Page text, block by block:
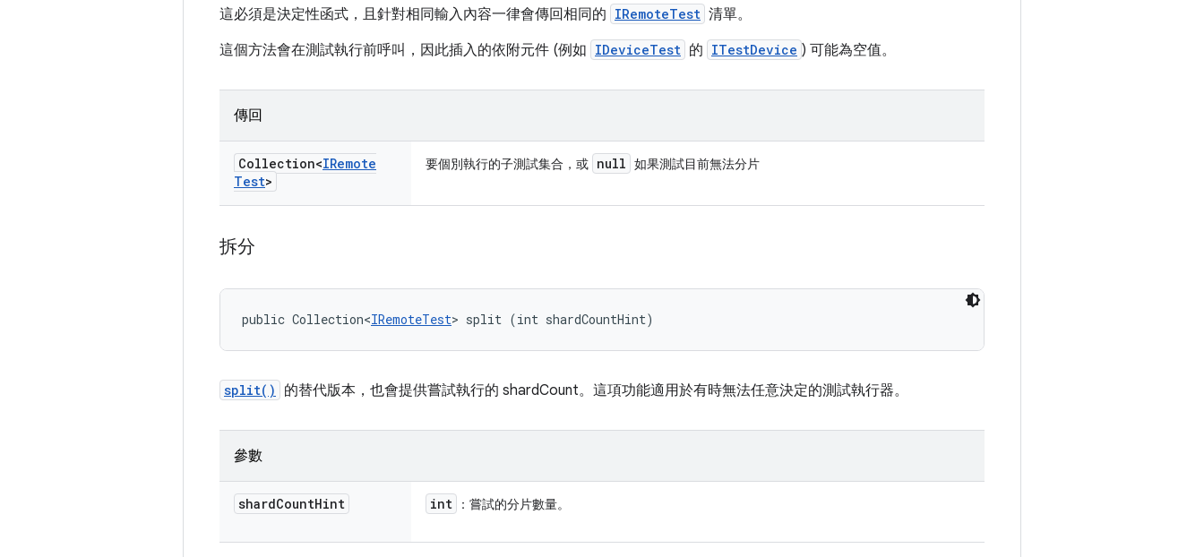
這必須是決定性函式，且針對相同輸入內容一律會傳回相同的 IRemoteTest 清單。
這個方法會在測試執行前呼叫，因此插入的依附元件 (例如 IDeviceTest 的 ITestDevice ) 可能為空值。
傳回
Collection<IRemote
Test>
要個別執行的子測試集合，或 null 如果測試目前無法分片
拆分
public Collection<IRemoteTest> split (int shardCountHint)
split() 的替代版本，也會提供嘗試執行的 shardCount。這項功能適用於有時無法任意決定的測試執行器。
參數
shardCountHint int ：嘗試的分片數量。